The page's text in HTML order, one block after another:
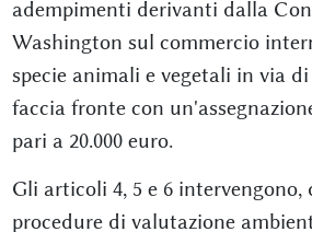
adempimenti derivanti dalla
Washington sul commercio
specie animali e vegetali in via
faccia fronte con
pari a 20.000 euro.
Gli articoli 4, 5 e 6 intervengono,
procedure di valutazione